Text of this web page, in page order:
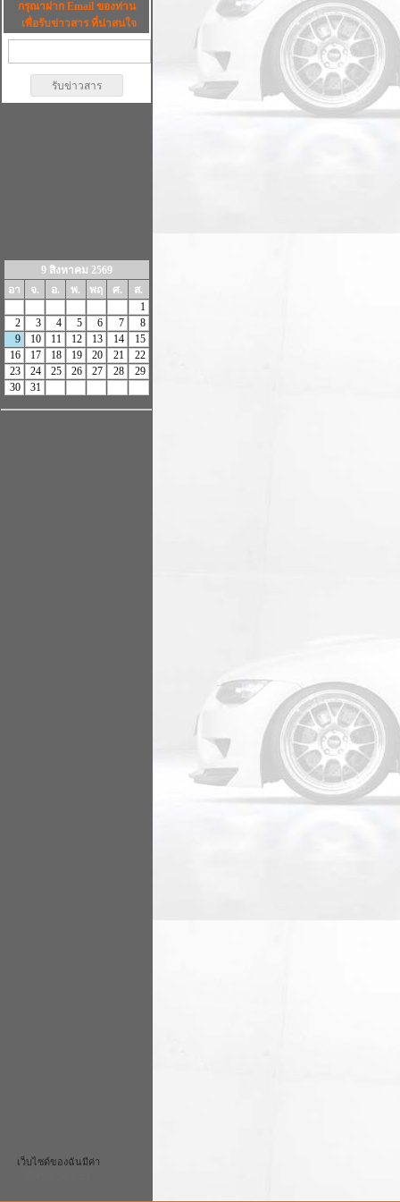
กรุณาฝาก Email ของท่าน
เพื่อรับข่าวสาร ที่น่าสนใจ
9 สิงหาคม 2569
อา
จ. อ. พ. พฤ ศ.
ส.
1
2
3 4 5 6 7
8
9
10 11 12 13 14
15
16
17 18 19 20 21
22
23
24 25 26 27 28
29
30
31
เว็บไซด์ของฉันมีค่า